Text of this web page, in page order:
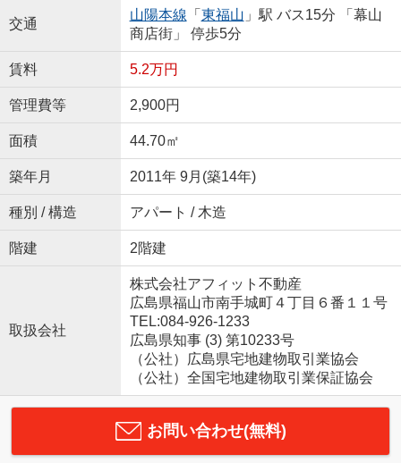
交通
山陽本線 「 東福山 」駅 バス15分 「幕山
商店街」 停歩5分
賃料 5.2万円
管理費等 2,900円
面積 44.70㎡
築年月 2011年 9月(築14年)
種別 / 構造 アパート / 木造
階建 2階建
取扱会社
株式会社アフィット不動産
広島県福山市南手城町４丁目６番１１号
TEL:084-926-1233
広島県知事 (3) 第10233号
（公社）広島県宅地建物取引業協会
（公社）全国宅地建物取引業保証協会
お問い合わせ(無料)